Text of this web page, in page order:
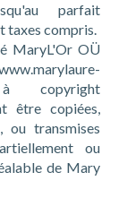
parfait
taxes compris.
MaryL'Or OÜ
être copiées,
ou transmises
ou
de Mary